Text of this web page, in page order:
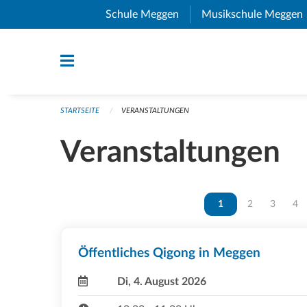
Navigation überspringen
Schule Meggen (External Link)
Musikschule Meggen
STARTSEITE VERANSTALTUNGEN
Veranstaltungen
Vous êtes sur la page
1 Vous êtes sur
2 Vous
3 4
Öffentliches Qigong in Meggen
Di, 4. August 2026